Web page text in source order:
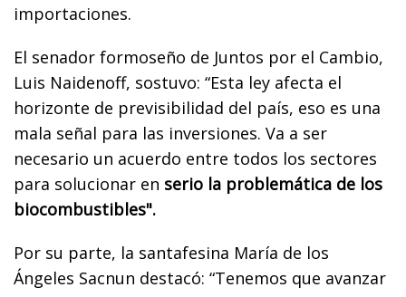
importaciones.
El senador formoseño de Juntos por el Cambio,
Luis Naidenoff, sostuvo: “Esta ley afecta el
horizonte de previsibilidad del país, eso es una
mala señal para las inversiones. Va a ser
necesario un acuerdo entre todos los sectores
para solucionar en serio la problemática de los
biocombustibles".
Por su parte, la santafesina María de los
Ángeles Sacnun destacó: “Tenemos que avanzar